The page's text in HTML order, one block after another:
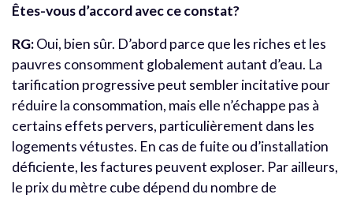
Êtes-vous d’accord avec ce constat?
RG:Oui, bien sûr. D’abord parce que les riches et les
pauvres consomment globalement autant d’eau. La
tarification progressive peut sembler incitative pour
réduire la consommation, mais elle n’échappe pas à
certains effets pervers, particulièrement dans les
logements vétustes. En cas de fuite ou d’installation
déficiente, les factures peuvent exploser. Par ailleurs,
le prix du mètre cube dépend du nombre de